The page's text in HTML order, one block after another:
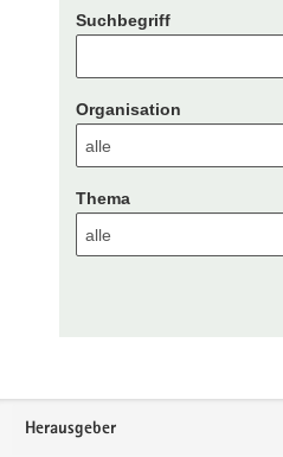
Suchbegriff
Organisation
Thema
Footer-
Herausgeber